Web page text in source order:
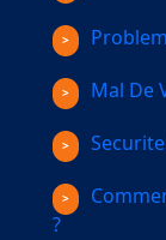
Mal De
?